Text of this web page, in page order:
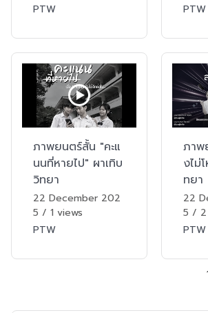
PTW
PTW
ภาพยนตร์สั้น "คะแ
นนที่หายไป" ผาเทิบ
วิทยา
22 December 202
5 / 1 views
PTW
ภาพ
งไม่
ทยา
22
5 /
PTW